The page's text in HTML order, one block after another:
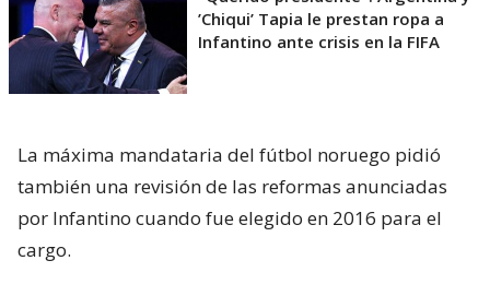
’Chiqui’ Tapia le prestan ropa a
Infantino ante crisis en la FIFA
La máxima mandataria del fútbol noruego pidió
también una revisión de las reformas anunciadas
por Infantino cuando fue elegido en 2016 para el
cargo.